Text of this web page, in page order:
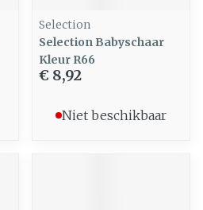
Selection
Selection Babyschaar
Kleur R66
€ 8,92
Niet beschikbaar